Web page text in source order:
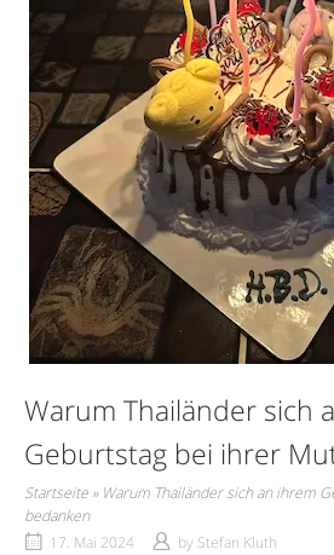
Warum Thailänder sich
Geburtstag bei ihrer
Startseite » Warum Thailänder sich an ihrem
bedanken
17. Mai 2024
by Stefan Kluth